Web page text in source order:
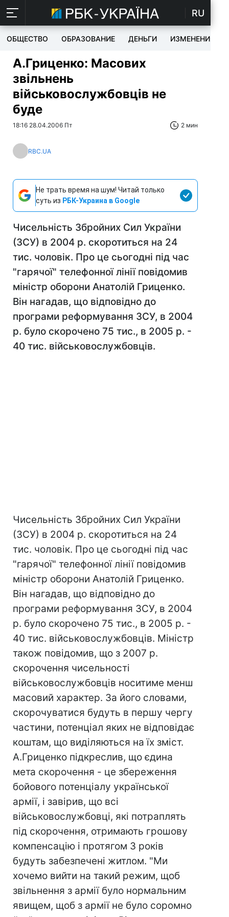
RU
ОБЩЕСТВО ОБРАЗОВАНИЕ ДЕНЬГИ ИЗМЕНЕНИЯ
А.Гриценко: Масових
звільнень
військовослужбовців не
буде
18:16 28.04.2006 Пт 2 мин
RBC.UA
Не трать время на шум! Читай только
суть из РБК-Украина в Google
Чисельність Збройних Сил України
(ЗСУ) в 2004 р. скоротиться на 24
тис. чоловік. Про це сьогодні під час
"гарячої" телефонної лінії повідомив
міністр оборони Анатолій Гриценко.
Він нагадав, що відповідно до
програми реформування ЗСУ, в 2004
р. було скорочено 75 тис., в 2005 р. -
40 тис. військовослужбовців.
Чисельність Збройних Сил України
(ЗСУ) в 2004 р. скоротиться на 24
тис. чоловік. Про це сьогодні під час
"гарячої" телефонної лінії повідомив
міністр оборони Анатолій Гриценко.
Він нагадав, що відповідно до
програми реформування ЗСУ, в 2004
р. було скорочено 75 тис., в 2005 р. -
40 тис. військовослужбовців. Міністр
також повідомив, що з 2007 р.
скорочення чисельності
військовослужбовців носитиме менш
масовий характер. За його словами,
скорочуватися будуть в першу чергу
частини, потенціал яких не відповідає
коштам, що виділяються на їх зміст.
А.Гриценко підкреслив, що єдина
мета скорочення - це збереження
бойового потенціалу української
армії, і завірив, що всі
військовослужбовці, які потраплять
під скорочення, отримають грошову
компенсацію і протягом 3 років
будуть забезпечені житлом. "Ми
хочемо вийти на такий режим, щоб
звільнення з армії було нормальним
явищем, щоб з армії не було соромно